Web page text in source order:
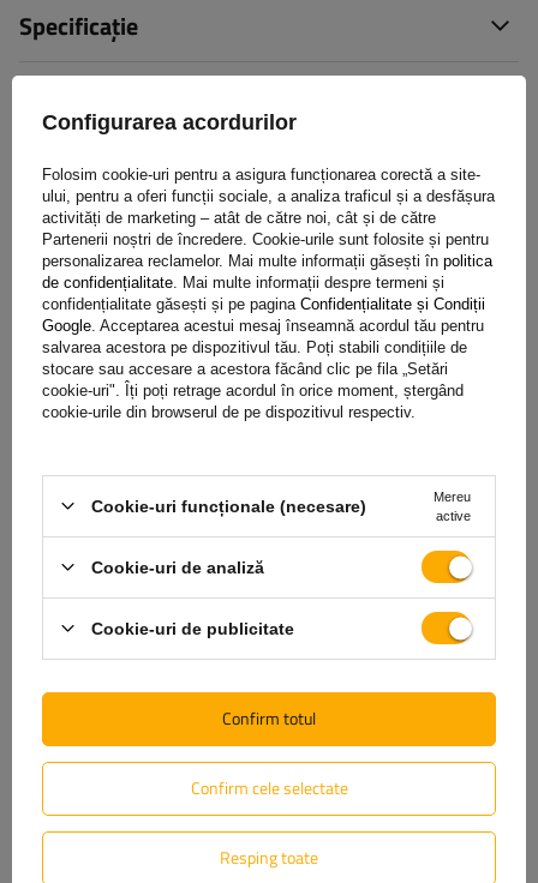
Specificație
Pune o întrebare
Opinie(0)
Scrie-ți părerea
Opinia ta:
5/5
Conținutul părerii tale
Configurarea acordurilor
Folosim cookie-uri pentru a asigura funcționarea corectă a site-
ului, pentru a oferi funcții sociale, a analiza traficul și a desfășura
activități de marketing – atât de către noi, cât și de către
Partenerii noștri de încredere. Cookie-urile sunt folosite și pentru
personalizarea reclamelor. Mai multe informații găsești în politica
de confidențialitate . Mai multe informații despre termeni și
confidențialitate găsești și pe pagina Confidențialitate și Condiții
Google . Acceptarea acestui mesaj înseamnă acordul tău pentru
salvarea acestora pe dispozitivul tău. Poți stabili condițiile de
stocare sau accesare a acestora făcând clic pe fila „Setări
cookie-uri". Îți poți retrage acordul în orice moment, ștergând
cookie-urile din browserul de pe dispozitivul respectiv.
Cookie-uri funcționale (necesare)
Mereu
active
Cookie-uri de analiză
Cookie-uri de publicitate
Confirm cele selectate
Resping toate
Confirm totul